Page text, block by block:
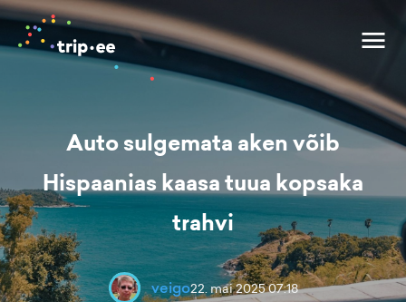
Auto sulgemata aken võib
Hispaanias kaasa tuua kopsaka
trahvi
veigo22. mai 2025 07:18